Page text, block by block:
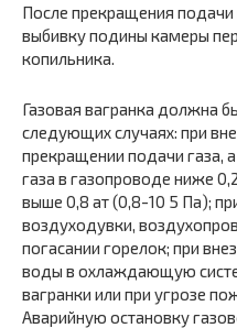
После прекращения подачи
выбивку подины камеры
копильника.
Газовая вагранка должна
следующих случаях: при
прекращении подачи газа,
газа в газопроводе ниже
выше 0,8 ат (0,8-10 5 Па);
воздуходувки,
погасании горелок; при
воды в охлаждающую
вагранки или при угрозе
Аварийную остановку